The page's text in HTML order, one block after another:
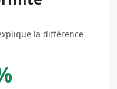
la différence